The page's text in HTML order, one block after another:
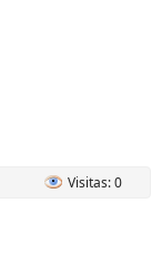
Visitas: 0